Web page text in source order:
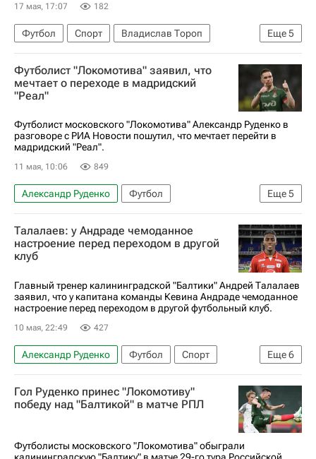
17 мая, 17:07 182
Еще5
Футбол Спорт
Владислав Тороп
Данил Круговой
Кирилл Данилов
РПЛ 2026-2027 (Чемпионат России по футболу)
ПФК ЦСКА
Футболист "Локомотива" заявил, что
мечтает о переходе в мадридский
"Реал"
Футболист московского "Локомотива" Александр Руденко в
разговоре с РИА Новости пошутил, что мечтает перейти в
мадридский "Реал".
11 мая, 10:06 849
Еще5
Александр Руденко
Футбол
Алексей Батраков
Локомотив (Москва)
Пари Сен-Жермен (ПСЖ)
Реал Мадрид
РПЛ 2026-2027 (Чемпионат России по футболу)
Талалаев: у Андраде чемоданное
настроение перед переходом в другой
клуб
Главный тренер калининградской "Балтики" Андрей Талалаев
заявил, что у капитана команды Кевина Андраде чемоданное
настроение перед переходом в другой футбольный клуб.
10 мая, 22:49 427
Еще6
Александр Руденко Футбол
Спорт
Андрей Талалаев
Кевин Андраде
Илья Петров
Локомотив (Москва)
РПЛ 2026-2027 (Чемпионат России по футболу)
Гол Руденко принес "Локомотиву"
победу над "Балтикой" в матче РПЛ
Футболисты московского "Локомотива" обыграли
калининградскую "Балтику" в матче 29-го тура Российской